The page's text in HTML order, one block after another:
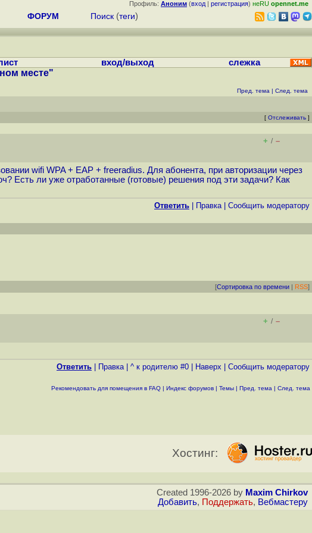
Профиль: Аноним (вход | регистрация) неRU opennet.me
ФОРУМ Поиск (теги)
вход/выход слежка
месте"
Пред. тема | След. тема
[ Отслеживать ]
+ / –
wifi WPA + EAP + freeradius. Для абонента, при авторизации через
Есть ли уже отработанные (готовые) решения под эти задачи? Как
Ответить Правка| Cообщить модератору
[Сортировка по времени | RSS]
+ / –
Ответить Правка| ^ к родителю #0 Наверх Cообщить модератору
Рекомендовать для помещения в FAQ | Индекс форумов | Темы | Пред. тема | След. тема
Хостинг:
Created 1996-2026 by Maxim Chirkov
Добавить, Поддержать, Вебмастеру